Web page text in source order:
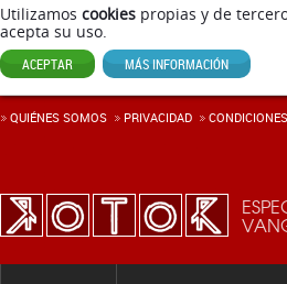
Utilizamos cookies propias y de
acepta su uso.
ACEPTAR MÁS INFORMACIÓN
QUIÉNES SOMOS PRIVACIDAD